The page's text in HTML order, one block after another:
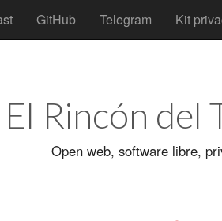
GitHub Telegram Kit
El Rincón del
Open web, software libre,